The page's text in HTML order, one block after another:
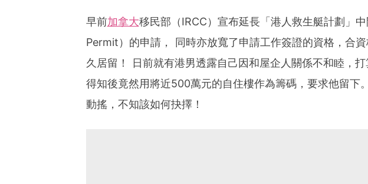
早前加拿大移民部（IRCC）宣布延長「港人救生艇計劃」
Permit）的申請， 同時亦放寬了申請工作簽證的資格，合
久居留！ 日前就有港男透露自己因和屋企人關係不和睦，打
得知後竟然用將近500萬元的自住樓作為籌碼，要求他留下
動搖，不知該如何抉擇！